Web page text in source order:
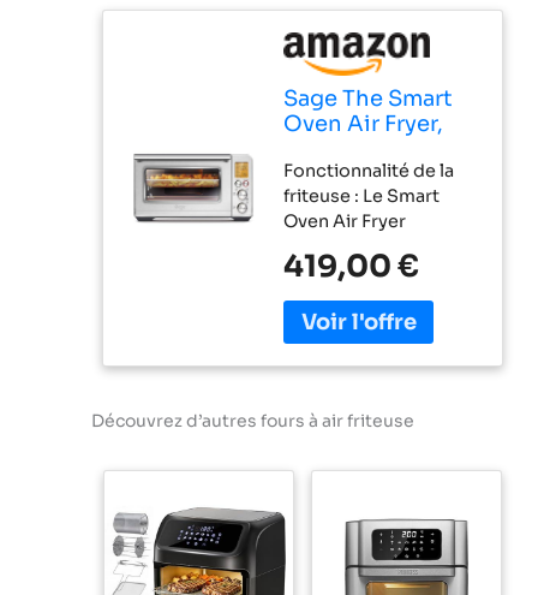
Sage The Smart
Oven Air Fryer,
Brossé
Fonctionnalité de la
friteuse : Le Smart
Oven Air Fryer
dédié à la cuisson à la
friteuse, qui permet
de réaliser des délices
croustillants sans
culpabilité, tels que
préférés de la famille
Des algorithmes
des environnements
de cuisson optimaux.
La détection et le
419,00 €
Découvrez d’autres fours à air friteuse